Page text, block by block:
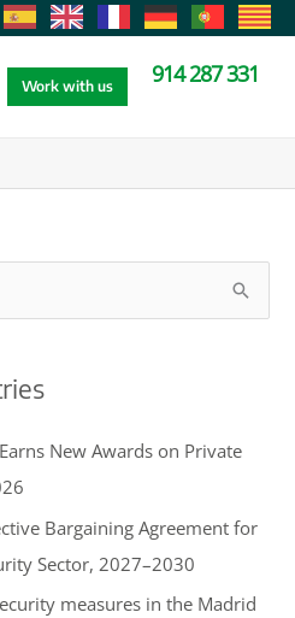
Work with us
914 287 331
New Awards on Private
Bargaining Agreement for
Sector, 2027–2030
measures in the Madrid